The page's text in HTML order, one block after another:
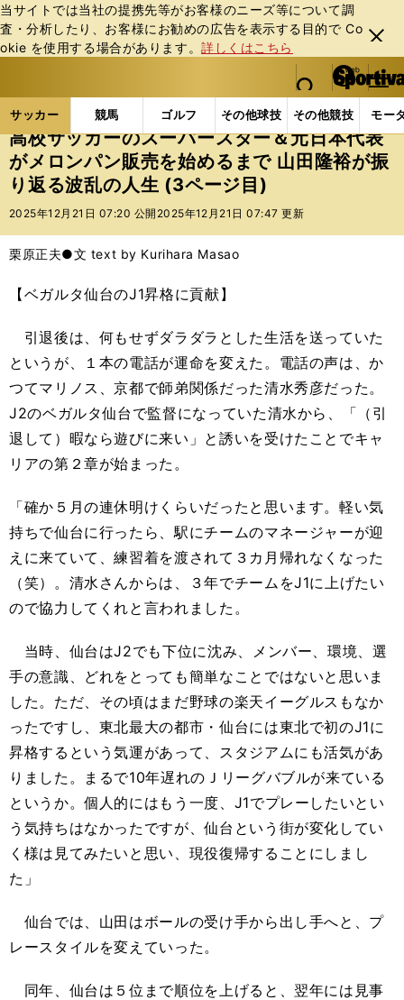
当サイトでは当社の提携先等がお客様のニーズ等について調
査・分析したり、お客様にお勧めの広告を表⽰する⽬的で Co
okie を使⽤する場合があります。詳しくはこちら
閉じ
る
web Sportiva (webスポルティーバ)
検索
マイペ
ー
ジ
メニュ
サッカー 競馬 ゴルフ その他球技 その他競技 モー
ス
ポ
ル
テ
ー
バ
サッカーの記事一覧 Jリーグ他 Jリーグ 高校サ
高校サッカーのスーパースター＆元日本代表
がメロンパン販売を始めるまで 山田隆裕が振
り返る波乱の人生 (3ページ目)
2025年12月21日 07:20 公開 2025年12月21日 07:47 更新
栗原正夫●文 text by Kurihara Masao
【ベガルタ仙台のJ1昇格に貢献】
引退後は、何もせずダラダラとした生活を送っていた
というが、１本の電話が運命を変えた。電話の声は、か
つてマリノス、京都で師弟関係だった清水秀彦だった。
J2のベガルタ仙台で監督になっていた清水から、「（引
退して）暇なら遊びに来い」と誘いを受けたことでキャ
リアの第２章が始まった。
「確か５月の連休明けくらいだったと思います。軽い気
持ちで仙台に行ったら、駅にチームのマネージャーが迎
えに来ていて、練習着を渡されて３カ月帰れなくなった
（笑）。清水さんからは、３年でチームをJ1に上げたい
ので協力してくれと言われました。
当時、仙台はJ2でも下位に沈み、メンバー、環境、選
手の意識、どれをとっても簡単なことではないと思いま
した。ただ、その頃はまだ野球の楽天イーグルスもなか
ったですし、東北最大の都市・仙台には東北で初のJ1に
昇格するという気運があって、スタジアムにも活気があ
りました。まるで10年遅れのＪリーグバブルが来ている
というか。個人的にはもう一度、J1でプレーしたいとい
う気持ちはなかったですが、仙台という街が変化してい
く様は見てみたいと思い、現役復帰することにしまし
た」
仙台では、山田はボールの受け手から出し手へと、プ
レースタイルを変えていった。
同年、仙台は５位まで順位を上げると、翌年には見事